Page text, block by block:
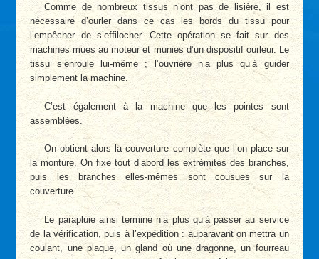
Comme de nombreux tissus n’ont pas de lisière, il est
nécessaire d’ourler dans ce cas les bords du tissu pour
l’empêcher de s’effilocher. Cette opération se fait sur des
machines mues au moteur et munies d’un dispositif ourleur. Le
tissu s’enroule lui-même ; l’ouvrière n’a plus qu’à guider
simplement la machine.
C’est également à la machine que les pointes sont
assemblées.
On obtient alors la couverture complète que l’on place sur
la monture. On fixe tout d’abord les extrémités des branches,
puis les branches elles-mêmes sont cousues sur la
couverture.
Le parapluie ainsi terminé n’a plus qu’à passer au service
de la vérification, puis à l’expédition : auparavant on mettra un
coulant, une plaque, un gland où une dragonne, un fourreau